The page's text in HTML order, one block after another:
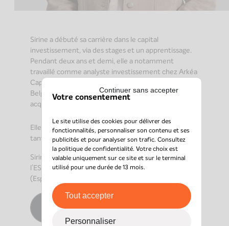
Sirine a débuté sa carrière dans le capital
investissement, via des stages et un apprentissage.
Pendant deux ans et demi, elle a notamment
travaillé comme analyste investissement chez Arkéa
Capital et dans le
Belgique, et comme conseillère en fusions-
acquisitions au Crédit Agricole.
Elle a rejoint AXIO Capital en septembre 2024 en
tant que chargée d’affaires.
Sirine est diplômée du Programme Grande École de
l’ESCP (France et Allemagne) et du BBA de l’ESADE
(Espagne).
Contacter Sirine
Votre consentement
Le site utilise des cookies pour délivrer des
fonctionnalités, personnaliser son contenu et ses
publicités et pour analyser son trafic. Consultez
lapolitique de confidentialité. Votre choix est
valable uniquement sur ce site et sur le terminal
utilisé pour une durée de 13 mois.
Tout accepter
Personnaliser
Continuer sans accepter